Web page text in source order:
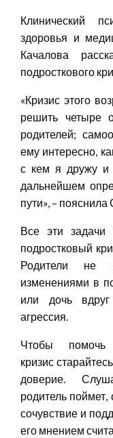
Клинический
здоровья и
Качалова
подросткового
«Кризис этого
решить четыре
родителей;
ему интересно,
с кем я дружу и
дальнейшем
пути», –
Все эти задачи
подростковый
Родители не
изменениями в
или дочь вдруг
агрессия.
Чтобы помочь
кризис
доверие.
родитель
сочувствие и
его мнением